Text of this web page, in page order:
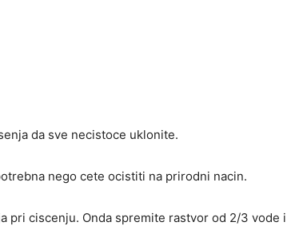
da sve necistoce uklonite.
nego cete ocistiti na prirodni nacin.
pri ciscenju. Onda spremite rastvor od 2/3 vode i